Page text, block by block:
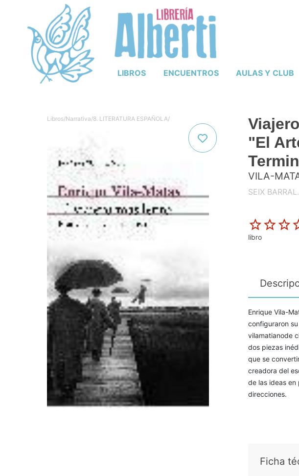
LIBROS ENCUENTROS AULAS Y CLUB
Libros/Narrativa/8. LITERATURA ESPAÑOLA/
"El
VILA-
SEIX
libro
Enrique Vila-
configuraron
vilamatianode
dos piezas
que se
creadora del
de las ideas en
direcciones.
Ficha